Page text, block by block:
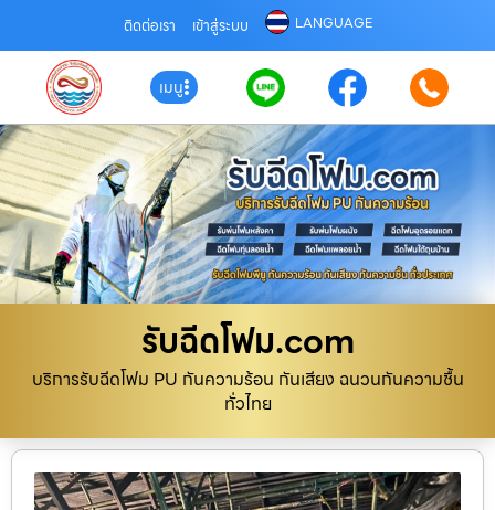
ติดต่อเรา เข้าสู่ระบบ LANGUAGE
เมนู
รับฉีดโฟม.com
บริการรับฉีดโฟม PU กันความร้อน กันเสียง ฉนวนกันความชื้น
ทั่วไทย